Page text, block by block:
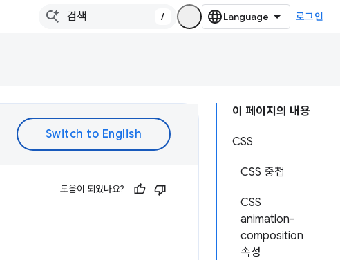
/ 로그인
이 페이지의 내용
CSS
CSS 중첩
CSS
animation-
composition
속성
도움이 되었나요?